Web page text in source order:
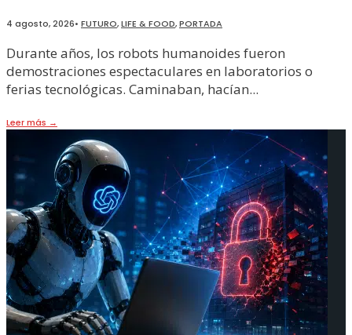
4 agosto, 2026• FUTURO,LIFE & FOOD,PORTADA
Durante años, los robots humanoides fueron
demostraciones espectaculares en laboratorios o
ferias tecnológicas. Caminaban, hacían...
Leer más →